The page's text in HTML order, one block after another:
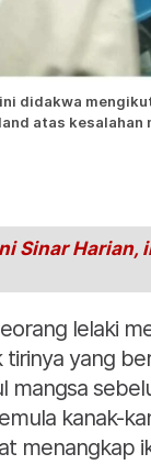
didakwa
atas kesalahan
Sinar Harian,
lelaki
yang
mangsa
kanak-
menangkap